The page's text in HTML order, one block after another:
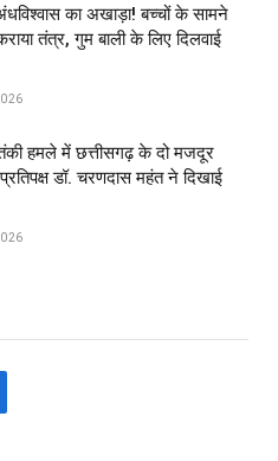
का अखाड़ा! बच्चों के सामने
तंत्र, गुम बाली के लिए दिलवाई
हमले में छत्तीसगढ़ के दो मजदूर
डॉ. चरणदास महंत ने दिखाई